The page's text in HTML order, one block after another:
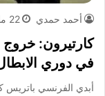
أحمد حمدي 22 مارس، 2025
كارتيرون:
في دوري
أبدي الفرنسي باتريس